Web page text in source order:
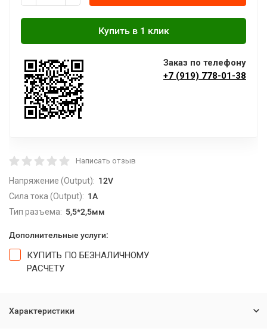
Заказ по телефону
+7 (919) 778-01-38
Написать отзыв
Напряжение (Output): 12V
Сила тока (Output): 1A
Тип разъема: 5,5*2,5мм
Дополнительные услуги:
КУПИТЬ ПО БЕЗНАЛИЧНОМУ
РАСЧЕТУ
Характеристики